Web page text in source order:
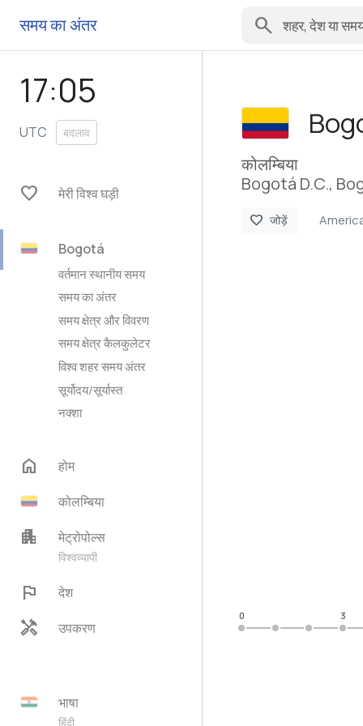
समय का अंतर search
17:05
UTC बदलाव
favorite मेरी विश्व घड़ी
Bogotá
वर्तमान स्थानीय समय
समय का अंतर
समय क्षेत्र और विवरण
समय क्षेत्र कैलकुलेटर
विश्व शहर समय अंतर
सूर्योदय/सूर्यास्त
नक्शा
home
होम
कोलम्बिया
apartment मेट्रोपोल्स
विश्वव्यापी
flag देश
handyman उपकरण
भाषा
हिंदी
कोलम्बिया
Bogotá D.C.,
favorite जोड़ें
0 3